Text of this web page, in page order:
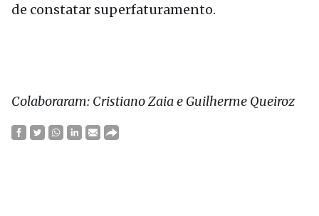
de constatar superfaturamento.
Colaboraram: Cristiano Zaia e Guilherme Queiroz